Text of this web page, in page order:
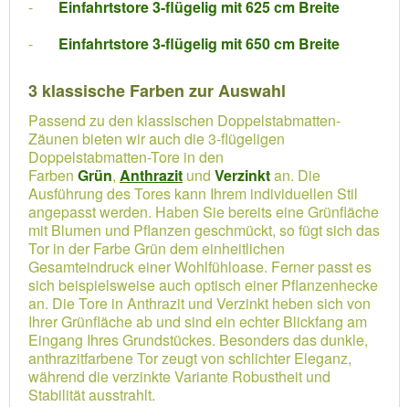
- Einfahrtstore 3-flügelig mit 625 cm Breite
- Einfahrtstore 3-flügelig mit 650 cm Breite
3 klassische Farben zur Auswahl
Passend zu den klassischen Doppelstabmatten-
Zäunen bieten wir auch die 3-flügeligen
Doppelstabmatten-Tore in den
Farben Grün, Anthrazit und Verzinktan. Die
Ausführung des Tores kann Ihrem individuellen Stil
angepasst werden. Haben Sie bereits eine Grünfläche
mit Blumen und Pflanzen geschmückt, so fügt sich das
Tor in der Farbe Grün dem einheitlichen
Gesamteindruck einer Wohlfühloase. Ferner passt es
sich beispielsweise auch optisch einer Pflanzenhecke
an. Die Tore in Anthrazit und Verzinkt heben sich von
Ihrer Grünfläche ab und sind ein echter Blickfang am
Eingang Ihres Grundstückes. Besonders das dunkle,
anthrazitfarbene Tor zeugt von schlichter Eleganz,
während die verzinkte Variante Robustheit und
Stabilität ausstrahlt.